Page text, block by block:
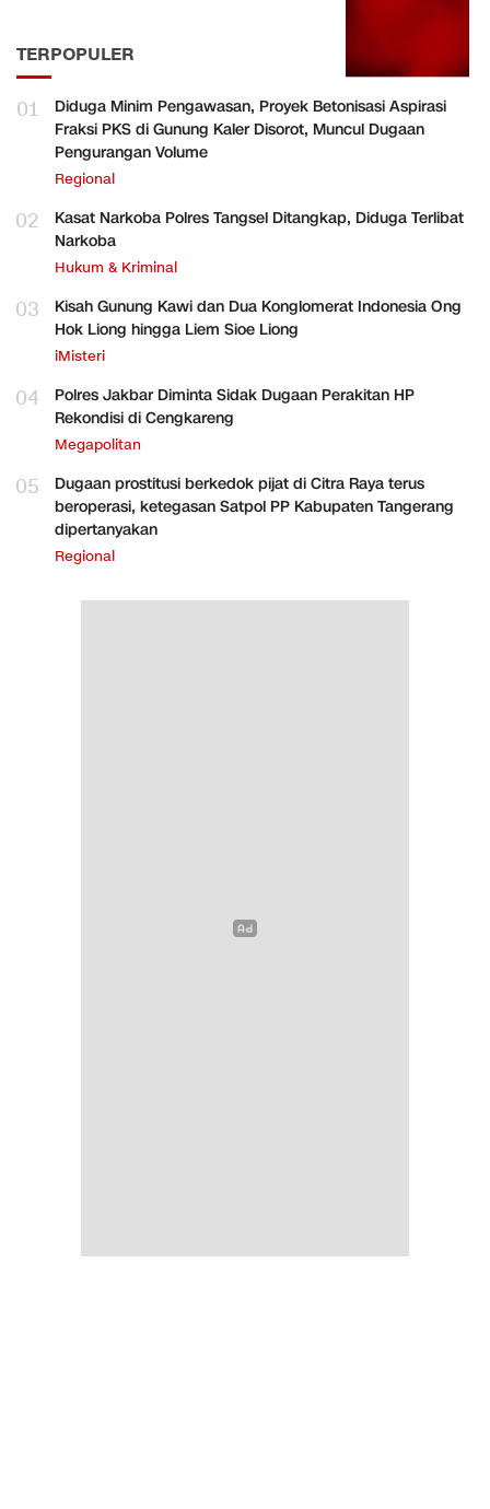
TERPOPULER
01
Diduga Minim Pengawasan, Proyek Betonisasi Aspirasi
Fraksi PKS di Gunung Kaler Disorot, Muncul Dugaan
Pengurangan Volume
Regional
02
Kasat Narkoba Polres Tangsel Ditangkap, Diduga Terlibat
Narkoba
Hukum & Kriminal
03
Kisah Gunung Kawi dan Dua Konglomerat Indonesia Ong
Hok Liong hingga Liem Sioe Liong
iMisteri
04
Polres Jakbar Diminta Sidak Dugaan Perakitan HP
Rekondisi di Cengkareng
Megapolitan
05
Dugaan prostitusi berkedok pijat di Citra Raya terus
beroperasi, ketegasan Satpol PP Kabupaten Tangerang
dipertanyakan
Regional